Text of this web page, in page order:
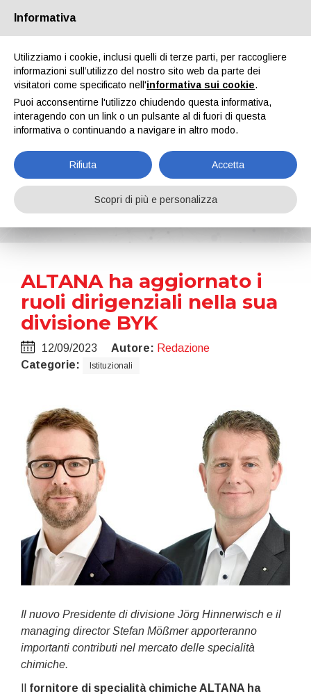
Chi siamo Partners Contatti Area riservata
News
Home Notizie ALTANA ha aggiornato i ruoli dirigenziali nella sua divisione BYK
ALTANA ha aggiornato i
ruoli dirigenziali nella sua
divisione BYK
12/09/2023 Autore: Redazione
Categorie:
Istituzionali
Il nuovo Presidente di divisione Jörg Hinnerwisch e il
managing director Stefan Mößmer apporteranno
importanti contributi nel mercato delle specialità
chimiche.
fornitore di specialità chimiche ALTANA ha
Informativa
Utilizziamo i cookie, inclusi quelli di terze parti, per raccogliere
informazioni sull’utilizzo del nostro sito web da parte dei
visitatori come specificato nell'informativa sui cookie.
Puoi acconsentirne l'utilizzo chiudendo questa informativa,
interagendo con un link o un pulsante al di fuori di questa
informativa o continuando a navigare in altro modo.
Rifiuta Accetta
Scopri di più e personalizza